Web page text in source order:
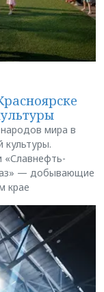
мира в
культуры.
«Славнефть-
— добывающие
крае